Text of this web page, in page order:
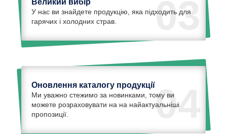
03
Великий вибір
У нас ви знайдете продукцію, яка підходить для
гарячих і холодних страв.
04
Оновлення каталогу продукції
Ми уважно стежимо за новинками, тому ви
можете розраховувати на на найактуальніші
пропозиції.